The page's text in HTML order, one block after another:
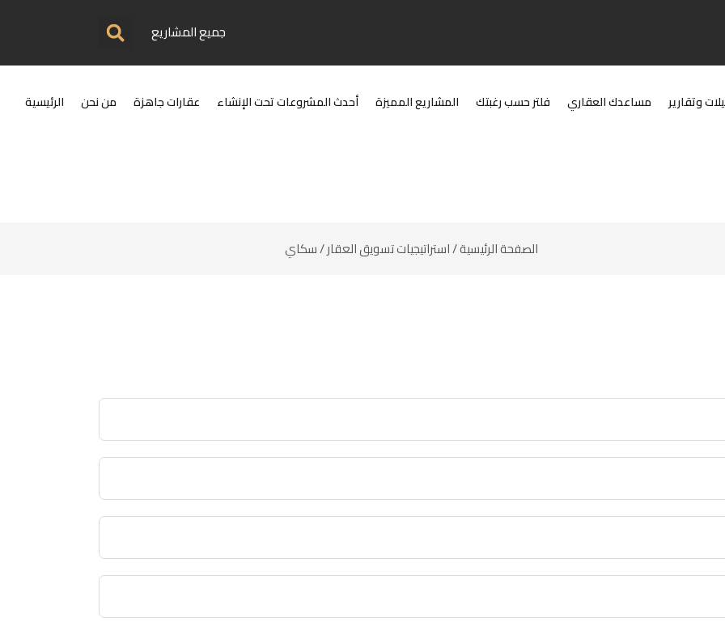
جميع المشاريع
الرئيسية من نحن عقارات جاهزة أحدث المشروعات تحت الإنشاء المشاريع المميزة فلتر حسب رغبتك مساعدك العقاري وتقارير
الصفحة الرئيسية/استراتيجيات تسويق العقار/ سكاي